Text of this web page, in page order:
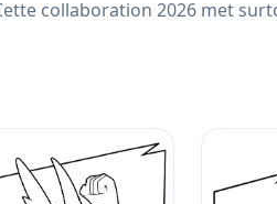
collaboration 2026 met